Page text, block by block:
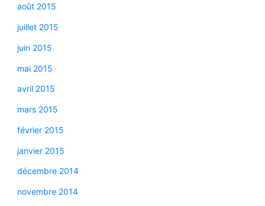
août 2015
juillet 2015
juin 2015
mai 2015
avril 2015
mars 2015
février 2015
janvier 2015
décembre 2014
novembre 2014